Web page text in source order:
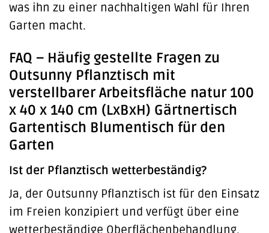
was ihn zu einer nachhaltigen Wahl für Ihren
Garten macht.
FAQ – Häufig gestellte Fragen zu
Outsunny Pflanztisch mit
verstellbarer Arbeitsfläche natur 100
x 40 x 140 cm (LxBxH) Gärtnertisch
Gartentisch Blumentisch für den
Garten
Ist der Pflanztisch wetterbeständig?
Ja, der Outsunny Pflanztisch ist für den Einsatz
im Freien konzipiert und verfügt über eine
wetterbeständige Oberflächenbehandlung.